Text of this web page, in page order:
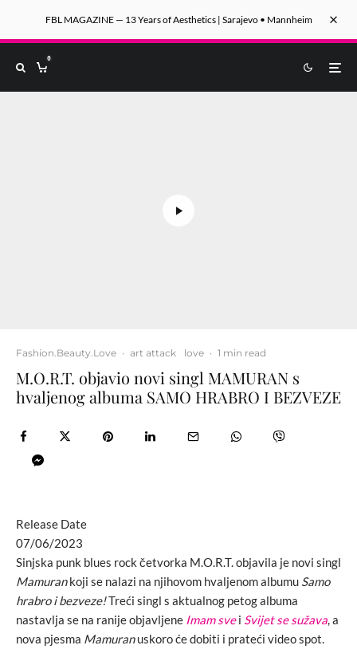
FBL MAGAZINE — 13 Years of Aesthetics | Sarajevo • Mannheim
0
Fashion.Beauty.Love · art attack love · 1 min read
M.O.R.T. objavio novi singl MAMURAN s
hvaljenog albuma SAMO HRABRO I BEZVEZE
Release Date
07/06/2023
Sinjska punk blues rock četvorka M.O.R.T. objavila je novi singl
Mamurankoji se nalazi na njihovom hvaljenom albumu Samo
hrabro i bezveze!Treći singl s aktualnog petog albuma
nastavlja se na ranije objavljene Imam svei Svijet se sužava, a
nova pjesma Mamuranuskoro će dobiti i prateći video spot.